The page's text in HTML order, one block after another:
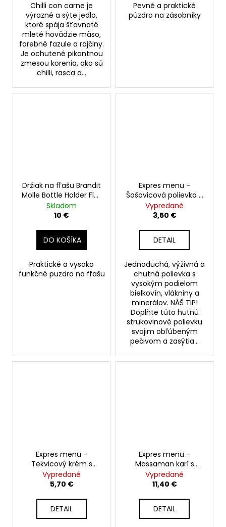
Chilli con carne je
výrazné a sýte jedlo,
ktoré spája šťavnaté
mleté hovädzie mäso,
farebné fazule a rajčiny.
Je ochutené pikantnou
zmesou korenia, ako sú
chilli, rasca a...
Pevné a praktické
púzdro na zásobníky
Držiak na fľašu Brandit
Molle Bottle Holder Flex
Large, olive
Skladom
10 €
DO KOŠÍKA
Praktické a vysoko
funkčné puzdro na fľašu
Expres menu -
Šošovicová polievka 2
porcie
Vypredané
3,50 €
DETAIL
Jednoduchá, výživná a
chutná polievka s
vysokým podielom
bielkovín, vlákniny a
minerálov. NÁŠ TIP!
Doplňte túto hutnú
strukovinové polievku
svojim obľúbeným
pečivom a zasýtia...
Expres menu -
Tekvicový krém s
kokosovým mliekom 2
porcie
Vypredané
5,70 €
DETAIL
Expres menu -
Massaman karí s
kačacím mäsom 2
porcie
Vypredané
11,40 €
DETAIL